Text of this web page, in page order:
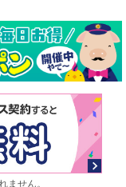
ません。